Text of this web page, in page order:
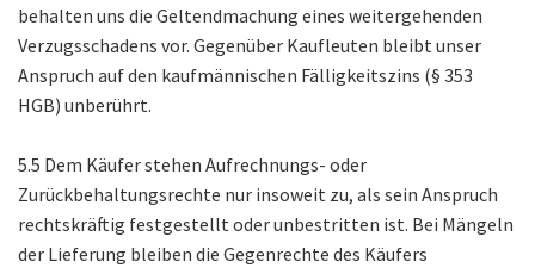
behalten uns die Geltendmachung eines weitergehenden
Verzugsschadens vor. Gegenüber Kaufleuten bleibt unser
Anspruch auf den kaufmännischen Fälligkeitszins (§ 353
HGB) unberührt.
5.5 Dem Käufer stehen Aufrechnungs- oder
Zurückbehaltungsrechte nur insoweit zu, als sein Anspruch
rechtskräftig festgestellt oder unbestritten ist. Bei Mängeln
der Lieferung bleiben die Gegenrechte des Käufers